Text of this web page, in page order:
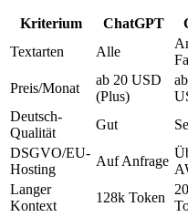
Kriterium ChatGPT
Textarten
Alle
Preis/Monat
ab 20 USD
(Plus)
Deutsch-
Qualität
Gut
DSGVO/EU-
Hosting
Auf Anfrage
Langer
Kontext
128k Token